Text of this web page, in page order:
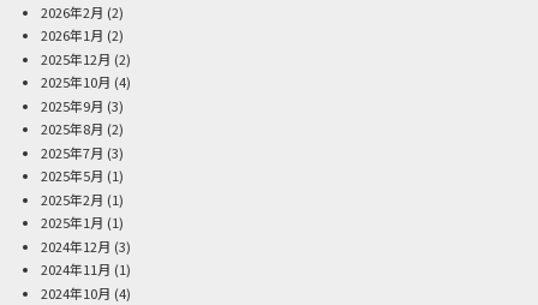
2026年2月 (2)
2026年1月 (2)
2025年12月 (2)
2025年10月 (4)
2025年9月 (3)
2025年8月 (2)
2025年7月 (3)
2025年5月 (1)
2025年2月 (1)
2025年1月 (1)
2024年12月 (3)
2024年11月 (1)
2024年10月 (4)